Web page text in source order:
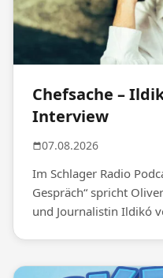
Chefsache –
Interview
07.08.2026
Im Schlager Radio
Gespräch“ spricht
und Journalistin Ildikó